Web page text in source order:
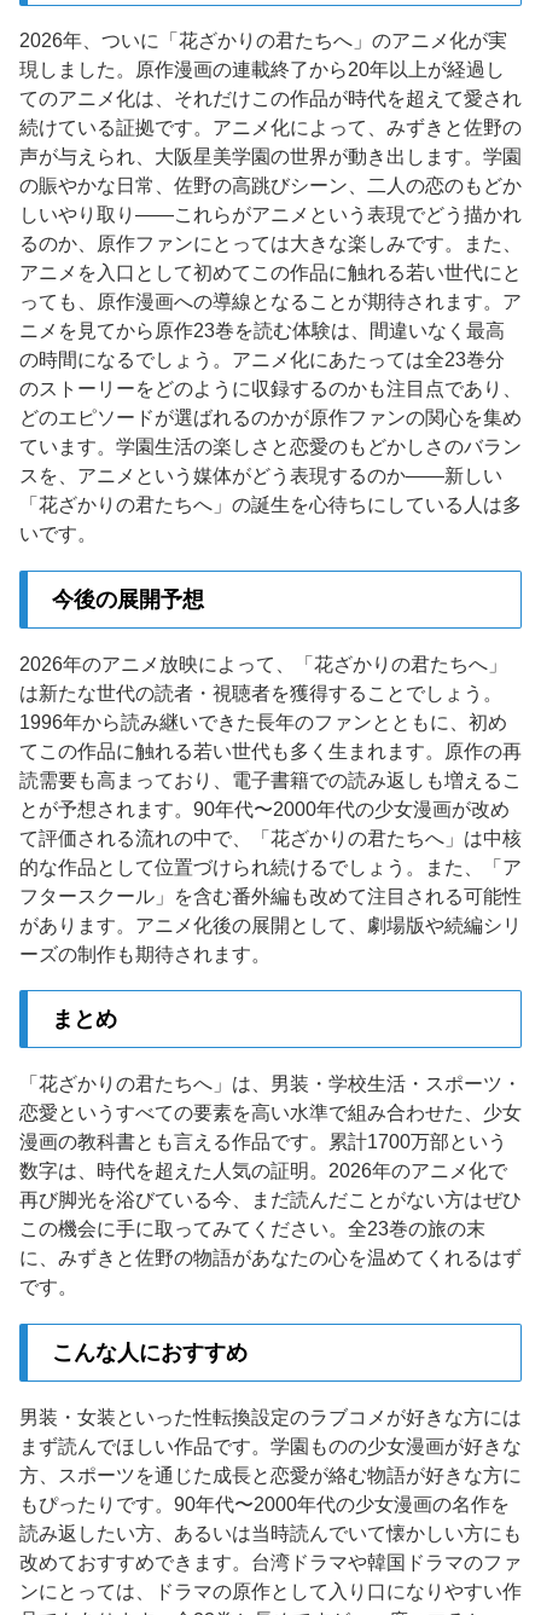
2026年、ついに「花ざかりの君たちへ」のアニメ化が実
現しました。原作漫画の連載終了から20年以上が経過し
てのアニメ化は、それだけこの作品が時代を超えて愛され
続けている証拠です。アニメ化によって、みずきと佐野の
声が与えられ、大阪星美学園の世界が動き出します。学園
の賑やかな日常、佐野の高跳びシーン、二人の恋のもどか
しいやり取り——これらがアニメという表現でどう描かれ
るのか、原作ファンにとっては大きな楽しみです。また、
アニメを入口として初めてこの作品に触れる若い世代にと
っても、原作漫画への導線となることが期待されます。ア
ニメを見てから原作23巻を読む体験は、間違いなく最高
の時間になるでしょう。アニメ化にあたっては全23巻分
のストーリーをどのように収録するのかも注目点であり、
どのエピソードが選ばれるのかが原作ファンの関心を集め
ています。学園生活の楽しさと恋愛のもどかしさのバラン
スを、アニメという媒体がどう表現するのか——新しい
「花ざかりの君たちへ」の誕生を心待ちにしている人は多
いです。
今後の展開予想
2026年のアニメ放映によって、「花ざかりの君たちへ」
は新たな世代の読者・視聴者を獲得することでしょう。
1996年から読み継いできた長年のファンとともに、初め
てこの作品に触れる若い世代も多く生まれます。原作の再
読需要も高まっており、電子書籍での読み返しも増えるこ
とが予想されます。90年代〜2000年代の少女漫画が改め
て評価される流れの中で、「花ざかりの君たちへ」は中核
的な作品として位置づけられ続けるでしょう。また、「ア
フタースクール」を含む番外編も改めて注目される可能性
があります。アニメ化後の展開として、劇場版や続編シリ
ーズの制作も期待されます。
まとめ
「花ざかりの君たちへ」は、男装・学校生活・スポーツ・
恋愛というすべての要素を高い水準で組み合わせた、少女
漫画の教科書とも言える作品です。累計1700万部という
数字は、時代を超えた人気の証明。2026年のアニメ化で
再び脚光を浴びている今、まだ読んだことがない方はぜひ
この機会に手に取ってみてください。全23巻の旅の末
に、みずきと佐野の物語があなたの心を温めてくれるはず
です。
こんな人におすすめ
男装・女装といった性転換設定のラブコメが好きな方には
まず読んでほしい作品です。学園ものの少女漫画が好きな
方、スポーツを通じた成長と恋愛が絡む物語が好きな方に
もぴったりです。90年代〜2000年代の少女漫画の名作を
読み返したい方、あるいは当時読んでいて懐かしい方にも
改めておすすめできます。台湾ドラマや韓国ドラマのファ
ンにとっては、ドラマの原作として入り口になりやすい作